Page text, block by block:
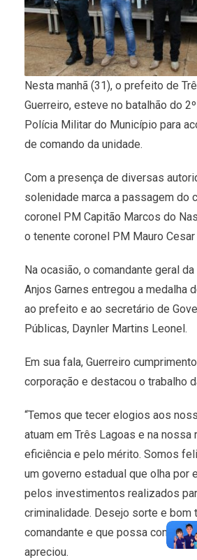
Nesta manhã (31), o prefeito de
Guerreiro, esteve no batalhão do
Polícia Militar do Município para
de comando da unidade.
Com a presença de diversas
solenidade marca a passagem do
coronel PM Capitão Marcos do
o tenente coronel PM Mauro Cesar
Na ocasião, o comandante geral
Anjos Garnes entregou a medalha
ao prefeito e ao secretário de
Públicas, Daynler Martins Leonel.
Em sua fala, Guerreiro
corporação e destacou o trabalho
“Temos que tecer elogios aos
atuam em Três Lagoas e na nossa
eficiência e pelo mérito. Somos
um governo estadual que olha por
pelos investimentos realizados
criminalidade. Desejo sorte e bom
comandante e que possa contar
apreciou.